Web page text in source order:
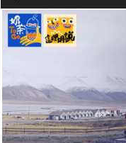
播
放